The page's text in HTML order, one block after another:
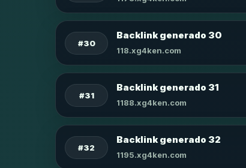
#30
Backlink generado 30
118.xg4ken.com
#31
Backlink generado 31
1188.xg4ken.com
#32
Backlink generado 32
1195.xg4ken.com